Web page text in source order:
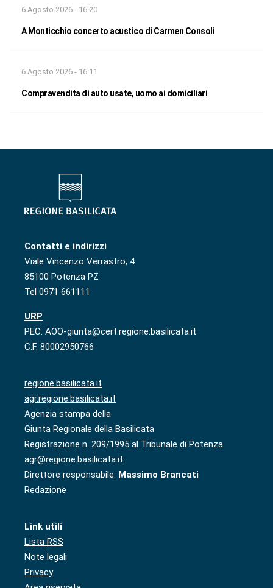
6 Agosto 2026 - 16:20
A Monticchio concerto acustico di Carmen Consoli
6 Agosto 2026 - 16:11
Compravendita di auto usate, uomo ai domiciliari
Contatti e indirizzi
Viale Vincenzo Verrastro, 4
85100 Potenza PZ
Tel 0971 661111
URP
PEC: AOO-giunta@cert.regione.basilicata.it
C.F. 80002950766
regione.basilicata.it
agr.regione.basilicata.it
Agenzia stampa della
Giunta Regionale della Basilicata
Registrazione n. 209/1995 al Tribunale di Potenza
agr@regione.basilicata.it
Direttore responsabile: Massimo Brancati
Redazione
Link utili
Lista RSS
Note legali
Privacy